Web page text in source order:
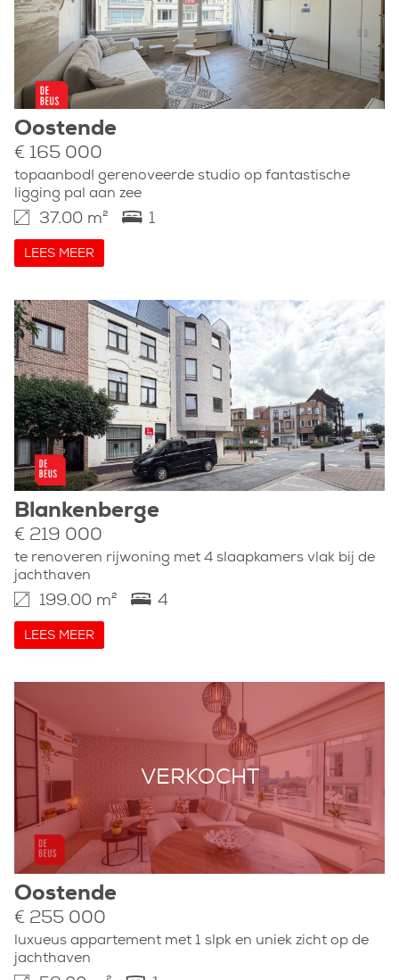
Oostende
€ 165 000
topaanbod! gerenoveerde studio op fantastische
ligging pal aan zee
37.00 m² 1
LEES MEER
Blankenberge
€ 219 000
te renoveren rijwoning met 4 slaapkamers vlak bij de
jachthaven
199.00 m² 4
LEES MEER
VERKOCHT
Oostende
€ 255 000
luxueus appartement met 1 slpk en uniek zicht op de
jachthaven